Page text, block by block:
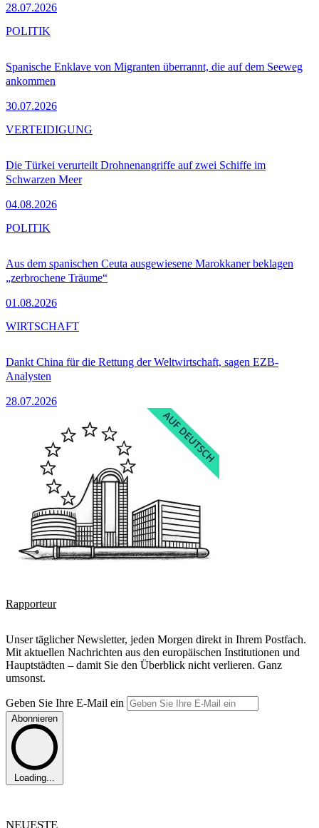
28.07.2026
Spanische Enklave von Migranten überrannt, die auf dem Seeweg
ankommen
30.07.2026
POLITIK
Die Türkei verurteilt Drohnenangriffe auf zwei Schiffe im
Schwarzen Meer
04.08.2026
VERTEIDIGUNG
Aus dem spanischen Ceuta ausgewiesene Marokkaner beklagen
„zerbrochene Träume“
01.08.2026
POLITIK
Dankt China für die Rettung der Weltwirtschaft, sagen EZB-
Analysten
28.07.2026
WIRTSCHAFT
Rapporteur
Unser täglicher Newsletter, jeden Morgen direkt in Ihrem Postfach.
Mit aktuellen Nachrichten aus den europäischen Institutionen und
Hauptstädten – damit Sie den Überblick nicht verlieren. Ganz
umsonst.
Geben Sie Ihre E-Mail ein
Abonnieren
Loading...
NEUESTE